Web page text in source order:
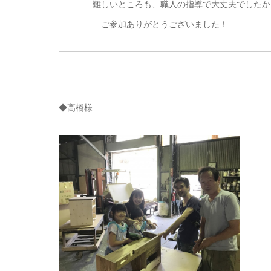
難しいところも、職人の指導で大丈夫でしたか
ご参加ありがとうございました！
◆高橋様